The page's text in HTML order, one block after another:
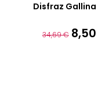
Disfraz Gallina
Precio
34,69 € Precio